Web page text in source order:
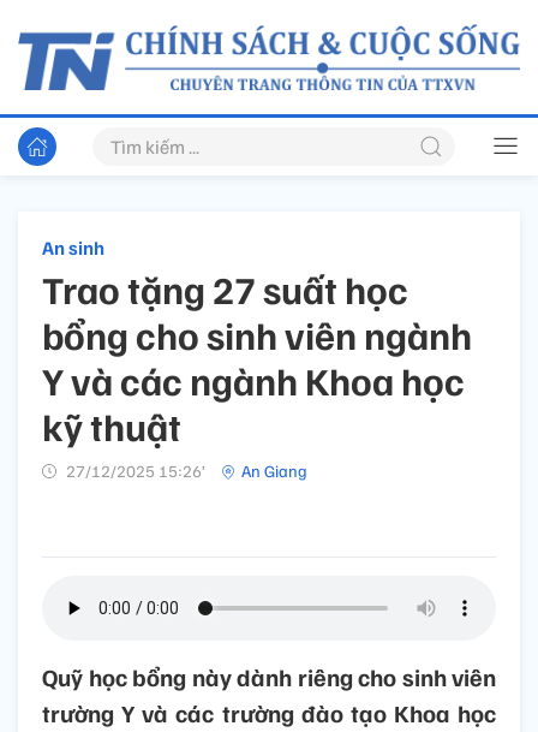
An sinh
Trao tặng 27 suất học
bổng cho sinh viên ngành
Y và các ngành Khoa học
kỹ thuật
27/12/2025 15:26’ An Giang
Quỹ học bổng này dành riêng cho sinh viên
trường Y và các trường đào tạo Khoa học